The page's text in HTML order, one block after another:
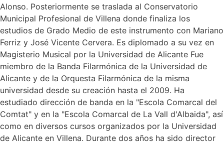
Alonso. Posteriormente se traslada al Conservatorio
Municipal Profesional de Villena donde finaliza los
estudios de Grado Medio de este instrumento con Mariano
Ferriz y José Vicente Cervera. Es diplomado a su vez en
Magisterio Musical por la Universidad de Alicante Fue
miembro de la Banda Filarmónica de la Universidad de
Alicante y de la Orquesta Filarmónica de la misma
universidad desde su creación hasta el 2009. Ha
estudiado dirección de banda en la "Escola Comarcal del
Comtat" y en la "Escola Comarcal de La Vall d'Albaida", así
como en diversos cursos organizados por la Universidad
de Alicante en Villena. Durante dos años ha sido director